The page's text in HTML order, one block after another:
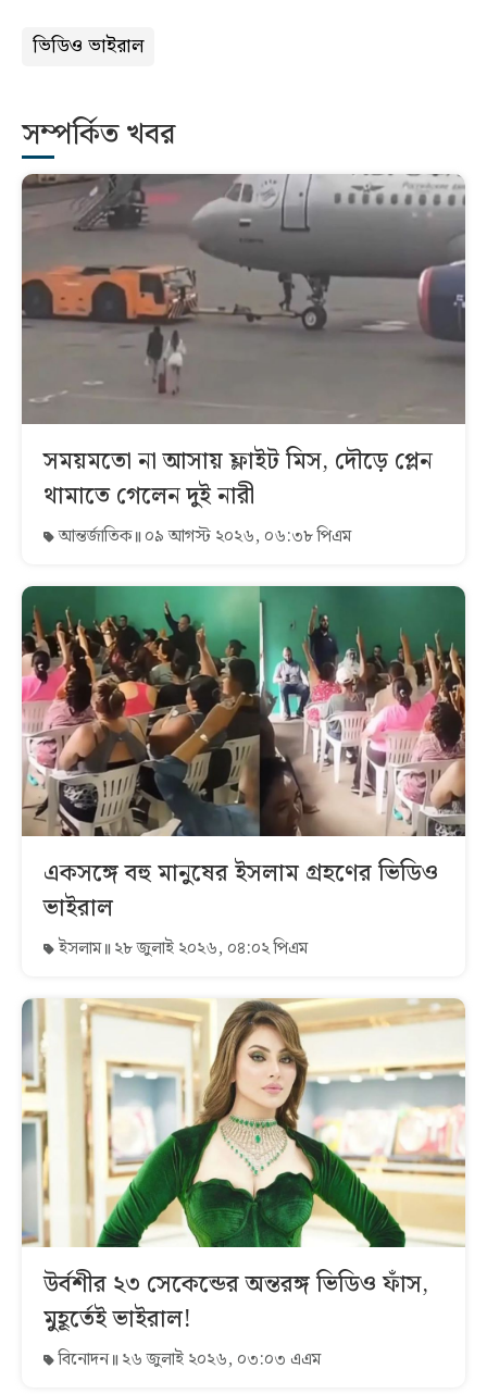
ভিডিও ভাইরাল
সম্পর্কিত খবর
সময়মতো না আসায় ফ্লাইট মিস, দৌড়ে প্লেন
থামাতে গেলেন দুই নারী
আন্তর্জাতিক ০৯ আগস্ট ২০২৬, ০৬:৩৮ পিএম
একসঙ্গে বহু মানুষের ইসলাম গ্রহণের ভিডিও
ভাইরাল
ইসলাম ২৮ জুলাই ২০২৬, ০৪:০২ পিএম
উর্বশীর ২৩ সেকেন্ডের অন্তরঙ্গ ভিডিও ফাঁস,
মুহূর্তেই ভাইরাল!
বিনোদন ২৬ জুলাই ২০২৬, ০৩:০৩ এএম